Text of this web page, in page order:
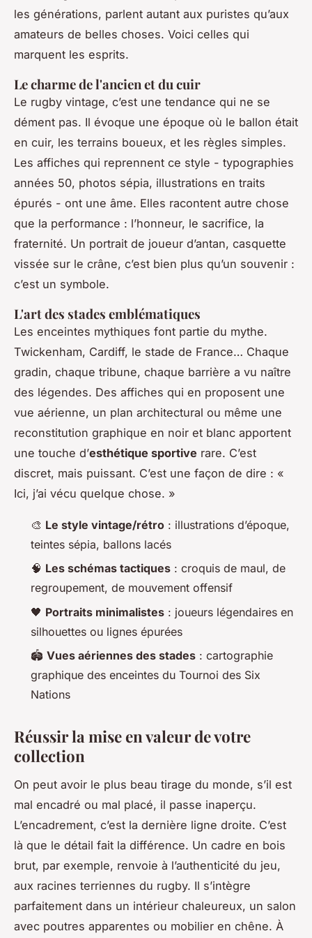
les générations, parlent autant aux puristes qu’aux
amateurs de belles choses. Voici celles qui
marquent les esprits.
Le charme de l'ancien et du cuir
Le rugby vintage, c’est une tendance qui ne se
dément pas. Il évoque une époque où le ballon était
en cuir, les terrains boueux, et les règles simples.
Les affiches qui reprennent ce style - typographies
années 50, photos sépia, illustrations en traits
épurés - ont une âme. Elles racontent autre chose
que la performance : l’honneur, le sacrifice, la
fraternité. Un portrait de joueur d’antan, casquette
vissée sur le crâne, c’est bien plus qu’un souvenir :
c’est un symbole.
L'art des stades emblématiques
Les enceintes mythiques font partie du mythe.
Twickenham, Cardiff, le stade de France… Chaque
gradin, chaque tribune, chaque barrière a vu naître
des légendes. Des affiches qui en proposent une
vue aérienne, un plan architectural ou même une
reconstitution graphique en noir et blanc apportent
une touche d’esthétique sportive rare. C’est
discret, mais puissant. C’est une façon de dire : «
Ici, j’ai vécu quelque chose. »
🎨 Le style vintage/rétro : illustrations d’époque,
teintes sépia, ballons lacés
🧠 Les schémas tactiques : croquis de maul, de
regroupement, de mouvement offensif
🖤 Portraits minimalistes : joueurs légendaires en
silhouettes ou lignes épurées
🏟️ Vues aériennes des stades : cartographie
graphique des enceintes du Tournoi des Six
Nations
Réussir la mise en valeur de votre
collection
On peut avoir le plus beau tirage du monde, s’il est
mal encadré ou mal placé, il passe inaperçu.
L’encadrement, c’est la dernière ligne droite. C’est
là que le détail fait la différence. Un cadre en bois
brut, par exemple, renvoie à l’authenticité du jeu,
aux racines terriennes du rugby. Il s’intègre
parfaitement dans un intérieur chaleureux, un salon
avec poutres apparentes ou mobilier en chêne. À